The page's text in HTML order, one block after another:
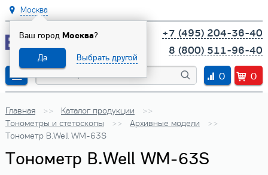
Москва
Ваш город Москва?
Да Выбрать другой
+7 (495) 204-36-40
8 (800) 511-96-40
0
0
Главная
Каталог продукции
Тонометры и стетоскопы
Архивные модели
Тонометр B.Well WM-63S
Тонометр B.Well WM-63S